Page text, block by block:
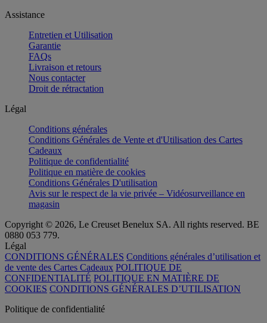
Assistance
Entretien et Utilisation
Garantie
FAQs
Livraison et retours
Nous contacter
Droit de rétractation
Légal
Conditions générales
Conditions Générales de Vente et d'Utilisation des Cartes
Cadeaux
Politique de confidentialité
Politique en matière de cookies
Conditions Générales D'utilisation
Avis sur le respect de la vie privée – Vidéosurveillance en
magasin
Copyright © 2026, Le Creuset Benelux SA. All rights reserved. BE
0880 053 779.
Légal
CONDITIONS GÉNÉRALES Conditions générales d’utilisation et
de vente des Cartes Cadeaux POLITIQUE DE
CONFIDENTIALITÉ POLITIQUE EN MATIÈRE DE
COOKIES CONDITIONS GÉNÉRALES D’UTILISATION
Politique de confidentialité